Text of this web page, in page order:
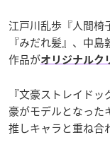
江戸川乱歩『人間椅
『みだれ髪』、中
作品がオリジナルク
『文豪ストレイド
豪がモデルとなった
推しキャラと重ね合